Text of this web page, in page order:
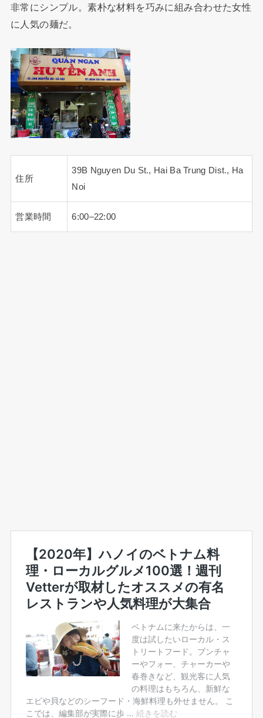
非常にシンプル。素朴な材料を巧みに組み合わせた女性
に人気の麺だ。
住所
39B Nguyen Du St., Hai Ba Trung Dist., Ha
Noi
営業時間 6:00–22:00